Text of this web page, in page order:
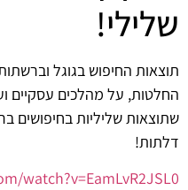
שלילי!
תוצאות החיפוש בגוגל
החלטות, על מהלכים עסקיים
שתוצאות שליליות בחיפושים
דלתות!
watch?v=EamLvR2JSL0